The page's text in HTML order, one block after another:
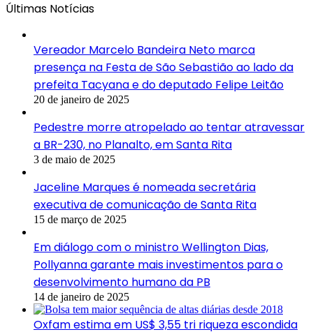
Últimas Notícias
Vereador Marcelo Bandeira Neto marca
presença na Festa de São Sebastião ao lado da
prefeita Tacyana e do deputado Felipe Leitão
20 de janeiro de 2025
Pedestre morre atropelado ao tentar atravessar
a BR-230, no Planalto, em Santa Rita
3 de maio de 2025
Jaceline Marques é nomeada secretária
executiva de comunicação de Santa Rita
15 de março de 2025
Em diálogo com o ministro Wellington Dias,
Pollyanna garante mais investimentos para o
desenvolvimento humano da PB
14 de janeiro de 2025
Oxfam estima em US$ 3,55 tri riqueza escondida